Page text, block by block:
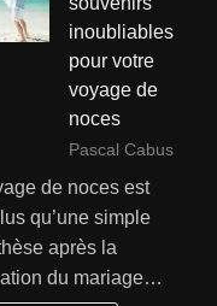
inoubliables
pour votre
voyage de
noces
Pascal Cabus
de noces est
qu’une simple
après la
du mariage…